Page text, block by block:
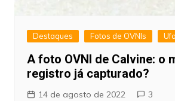
Destaques Fotos de OVNIs
A foto OVNI de Calvine: o
registro já capturado?
14 de agosto de 2022 3